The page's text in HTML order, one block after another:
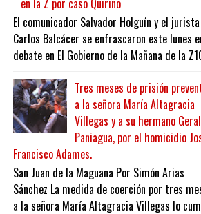
El comunicador Salvador Holguín y el jurista
Carlos Balcácer se enfrascaron este lunes
debate en El Gobierno de la Mañana de la
Tres meses de prisión
a la señora María Altagracia
Villegas y a su hermano
Paniagua, por el homicidio
Francisco Adames.
San Juan de la Maguana Por Simón Arias
Sánchez La medida de coerción por tres
a la señora María Altagracia Villegas lo